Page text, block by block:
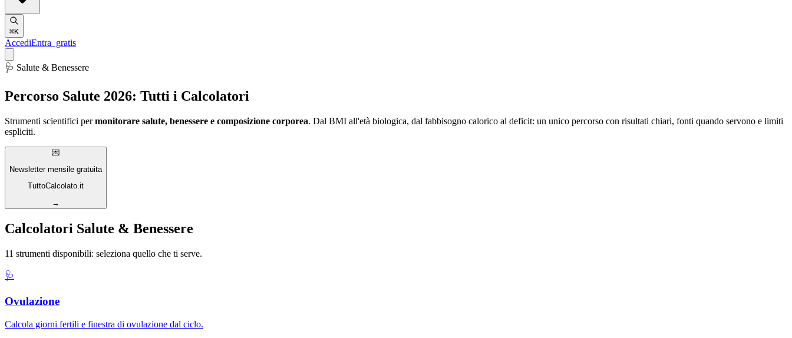
⌘K
AccediEntra gratis
🩺 Salute & Benessere
Percorso Salute 2026: Tutti i Calcolatori
Strumenti scientifici permonitorare salute, benessere e composizione corporea. Dal BMI all'età biologica, dal fabbisogno calorico al deficit: un unico percorso con risultati chiari, fonti quando servono e limiti
espliciti.
💌
Newsletter mensile gratuita
TuttoCalcolato.it
→
Calcolatori Salute & Benessere
11 strumenti disponibili: seleziona quello che ti serve.
🩺
Ovulazione
Calcola giorni fertili e finestra di ovulazione dal ciclo.